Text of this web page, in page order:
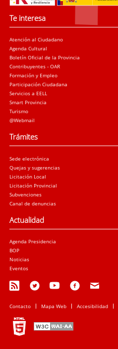
Te interesa
Atención al Ciudadano
Agenda Cultural
Boletín Oficial de la Provincia
Contribuyentes - OAR
Formación y Empleo
Participación Ciudadana
Servicios a EELL
Smart Provincia
Turismo
@Webmail
Trámites
Sede electrónica
Quejas y sugerencias
Licitación Local
Licitación Provincial
Subvenciones
Canal de denuncias
Actualidad
Agenda Presidencia
BOP
Noticias
Eventos
Contacto Mapa Web Accesibilidad